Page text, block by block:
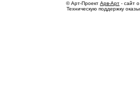
© Арт-Проект Арв-Арт - сайт
Техническую поддержку